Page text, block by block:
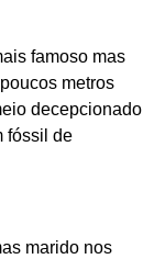
famoso mas
metros
decepcionado
fóssil de
marido nos